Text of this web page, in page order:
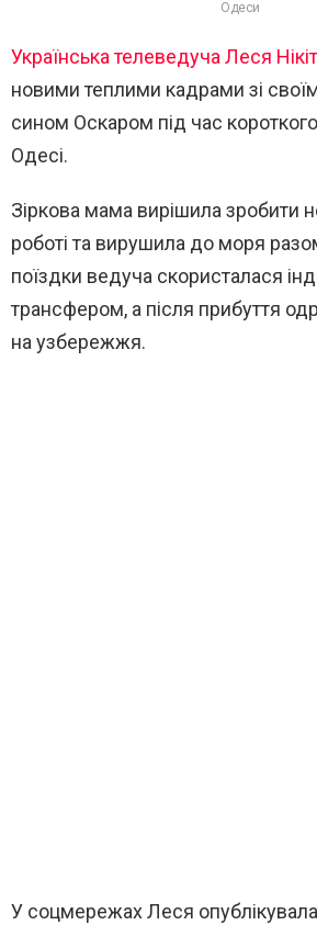
Одеси
Українська телеведучаЛеся
новими теплими кадрами зі
сином Оскаром під час
Одесі.
Зіркова мама вирішила зробити
роботі та вирушила до моря
поїздки ведуча скористалася
трансфером, а після прибуття
на узбережжя.
У соцмережах Леся опублікувала